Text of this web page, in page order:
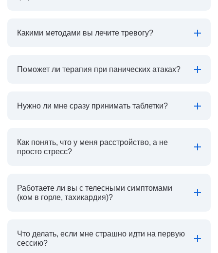
Какими методами вы лечите тревогу?
Поможет ли терапия при панических атаках?
Нужно ли мне сразу принимать таблетки?
Как понять, что у меня расстройство, а не
просто стресс?
Работаете ли вы с телесными симптомами
(ком в горле, тахикардия)?
Что делать, если мне страшно идти на первую
сессию?